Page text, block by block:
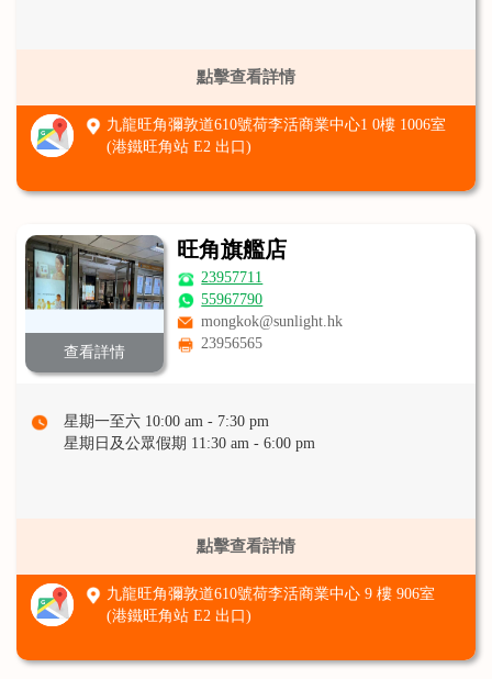
點擊查看詳情
九龍旺角彌敦道610號荷李活商業中心1 0樓 1006室
(港鐵旺角站 E2 出口)
查看詳情
旺角旗艦店
23957711
55967790
mongkok@sunlight.hk
23956565
星期一至六 10:00 am - 7:30 pm
星期日及公眾假期 11:30 am - 6:00 pm
點擊查看詳情
九龍旺角彌敦道610號荷李活商業中心 9 樓 906室
(港鐵旺角站 E2 出口)